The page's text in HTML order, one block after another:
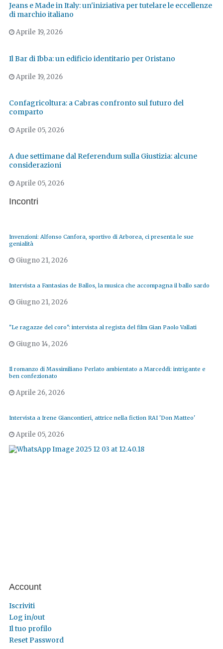
Jeans e Made in Italy: un'iniziativa per tutelare le eccellenze
di marchio italiano
Aprile 19, 2026
Il Bar di Ibba: un edificio identitario per Oristano
Aprile 19, 2026
Confagricoltura: a Cabras confronto sul futuro del
comparto
Aprile 05, 2026
A due settimane dal Referendum sulla Giustizia: alcune
considerazioni
Aprile 05, 2026
Incontri
Invenzioni: Alfonso Canfora, sportivo di Arborea, ci presenta le sue
genialità
Giugno 21, 2026
Intervista a Fantasias de Ballos, la musica che accompagna il ballo sardo
Giugno 21, 2026
"Le ragazze del coro": intervista al regista del film Gian Paolo Vallati
Giugno 14, 2026
Il romanzo di Massimiliano Perlato ambientato a Marceddì: intrigante e
ben confezionato
Aprile 26, 2026
Intervista a Irene Giancontieri, attrice nella fiction RAI 'Don Matteo'
Aprile 05, 2026
Account
Iscriviti
Log in/out
Il tuo profilo
Reset Password